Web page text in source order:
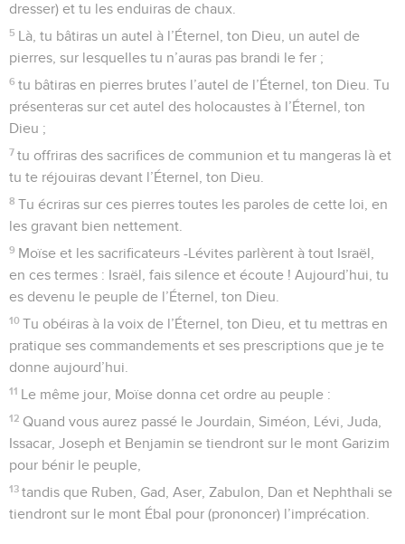
dresser) et tu les enduiras de chaux.
5 Là, tu bâtiras un autel à l’Éternel, ton Dieu, un autel de
pierres, sur lesquelles tu n’auras pas brandi le fer ;
6 tu bâtiras en pierres brutes l’autel de l’Éternel, ton Dieu. Tu
présenteras sur cet autel des holocaustes à l’Éternel, ton
Dieu ;
7 tu offriras des sacrifices de communion et tu mangeras là et
tu te réjouiras devant l’Éternel, ton Dieu.
8 Tu écriras sur ces pierres toutes les paroles de cette loi, en
les gravant bien nettement.
9 Moïse et les sacrificateurs -Lévites parlèrent à tout Israël,
en ces termes : Israël, fais silence et écoute ! Aujourd’hui, tu
es devenu le peuple de l’Éternel, ton Dieu.
10 Tu obéiras à la voix de l’Éternel, ton Dieu, et tu mettras en
pratique ses commandements et ses prescriptions que je te
donne aujourd’hui.
11 Le même jour, Moïse donna cet ordre au peuple :
12 Quand vous aurez passé le Jourdain, Siméon, Lévi, Juda,
Issacar, Joseph et Benjamin se tiendront sur le mont Garizim
pour bénir le peuple,
13 tandis que Ruben, Gad, Aser, Zabulon, Dan et Nephthali se
tiendront sur le mont Ébal pour (prononcer) l’imprécation.